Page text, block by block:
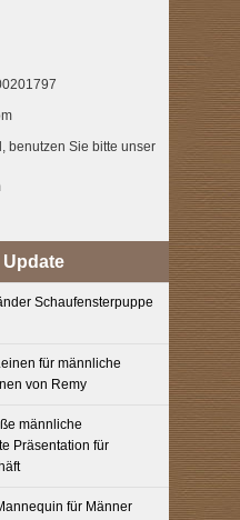
benutzen Sie bitte unser
Update
Schaufensterpuppe
für männliche
von Remy
männliche
Präsentation für
für Männer